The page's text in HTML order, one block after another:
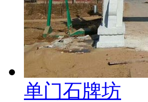
单门石牌坊